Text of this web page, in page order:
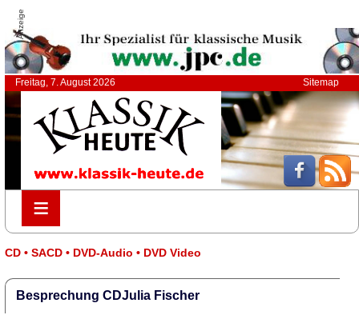
Anzeige
Freitag, 7. August 2026 Sitemap
≡
≡
CD • SACD • DVD-Audio • DVD Video
Besprechung CDJulia Fischer